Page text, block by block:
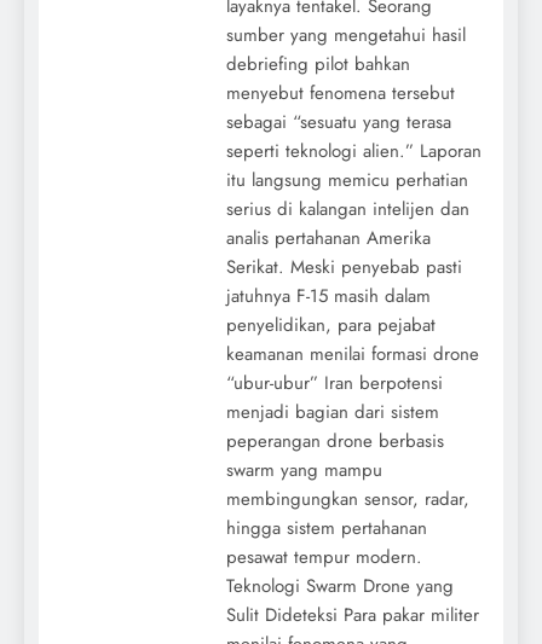
layaknya tentakel. Seorang
sumber yang mengetahui hasil
debriefing pilot bahkan
menyebut fenomena tersebut
sebagai “sesuatu yang terasa
seperti teknologi alien.” Laporan
itu langsung memicu perhatian
serius di kalangan intelijen dan
analis pertahanan Amerika
Serikat. Meski penyebab pasti
jatuhnya F-15 masih dalam
penyelidikan, para pejabat
keamanan menilai formasi drone
“ubur-ubur” Iran berpotensi
menjadi bagian dari sistem
peperangan drone berbasis
swarm yang mampu
membingungkan sensor, radar,
hingga sistem pertahanan
pesawat tempur modern.
Teknologi Swarm Drone yang
Sulit Dideteksi Para pakar militer